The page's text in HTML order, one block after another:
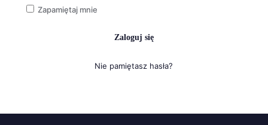
Zapamiętaj mnie
Zaloguj się
Nie pamiętasz hasła?